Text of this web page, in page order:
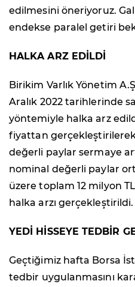
edilmesini öneriyoruz.
endekse paralel getiri
HALKA ARZ EDİLDİ
Birikim Varlık Yönetim
Aralık 2022 tarihlerinde
yöntemiyle halka arz
fiyattan
değerli paylar sermaye
nominal değerli paylar
üzere toplam 12 milyon
halka arzı gerçekleştirildi.
YEDİ HİSSEYE TEDBİR
Geçtiğimiz hafta Borsa
tedbir uygulanmasını